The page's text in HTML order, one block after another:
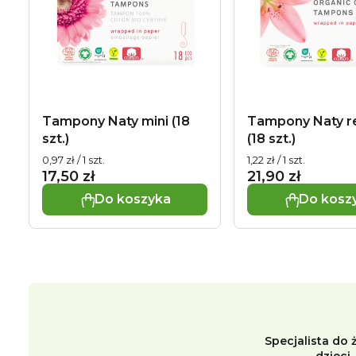
r
o
u
k
t
ó
d
u
k
Tampony Naty mini (18
szt.)
17,50 zł
Cena
jednostkowa:
0,97 zł / 1 szt.
Do koszyka
Tampony Naty
(18 szt.)
21,90 zł
Cena
jednostkowa:
1,22 zł / 1 szt.
Do
Specjalista do